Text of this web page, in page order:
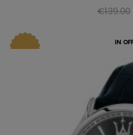
€139.00
IN